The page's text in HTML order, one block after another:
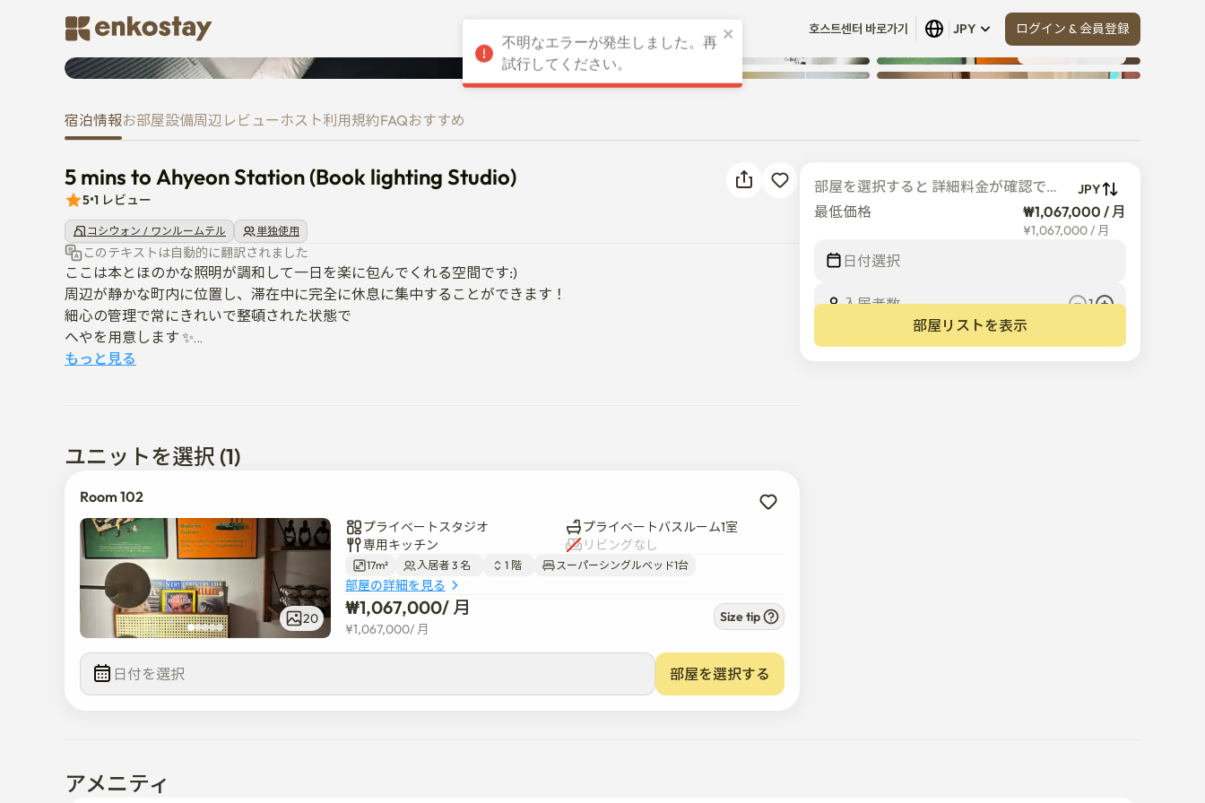
호스트센터 바로가기 JPY ログイン & 会員登録
5 mins to Ahyeon Station (Book lighting Studio)
すべて見る (5)
宿泊情報お部屋設備周辺 レビュー ホスト利用規約FAQおすすめ
5 mins to Ahyeon Station (Book lighting Studio)
5•1 レビュー
コシウォン / ワンルームテル 単独使用
このテキストは自動的に翻訳されました
ここは本とほのかな照明が調和して一日を楽に包んでくれる空間です:)
周辺が静かな町内に位置し、滞在中に完全に休息に集中することができます！
細心の管理で常にきれいで整頓された状態で
へやを用意します ✨
エレベーターのない1階建てです
アヒョン駅から徒歩5分の距離に位置しています
もっと見る
ユニットを選択 (1)
Room 102
20
プライベートスタジオ
プライベートバスルーム1室
専用キッチン
リビングなし
17m² 入居者 3 名 1 階 スーパーシングルベッド1台
部屋の詳細を見る
₩1,067,000/ 月
¥1,067,000/ 月
Size tip
部屋を選択する
部屋を選択すると 詳細料金が確認でき
ます
JPY
最低価格 ₩1,067,000 / 月
¥1,067,000/ 月
日付選択
入居者数
1
部屋リストを表示
アメニティ
不明なエラーが発生しました。再
試行してください。